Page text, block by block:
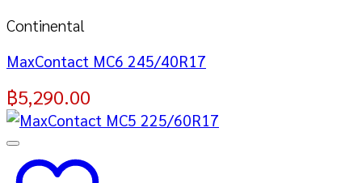
Continental
MaxContact MC6 245/40R17
฿5,290.00